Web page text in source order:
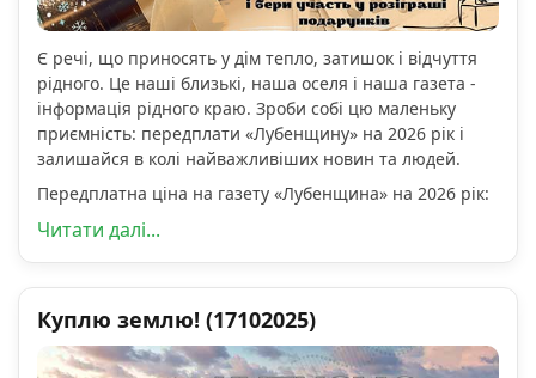
Є речі, що приносять у дім тепло, затишок і відчуття
рідного. Це наші близькі, наша оселя і наша газета -
інформація рідного краю. Зроби собі цю маленьку
приємність: передплати «Лубенщину» на 2026 рік і
залишайся в колі найважливіших новин та людей.
Передплатна ціна на газету «Лубенщина» на 2026 рік:
Читати далі...
Куплю землю! (17102025)